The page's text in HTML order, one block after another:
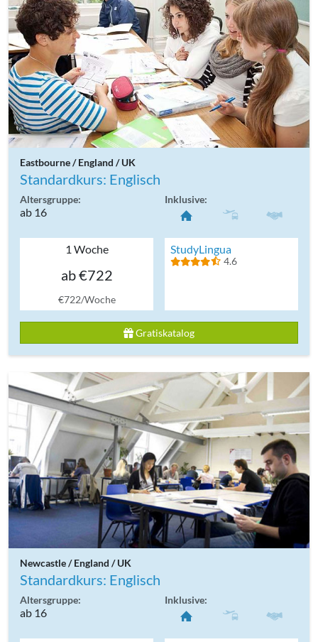
Eastbourne / England / UK
Standardkurs: Englisch
Altersgruppe:
ab 16
Inklusive:
1 Woche
ab €722
€722/Woche
StudyLingua
4.6
Gratiskatalog
Newcastle / England / UK
Standardkurs: Englisch
Altersgruppe:
ab 16
Inklusive: